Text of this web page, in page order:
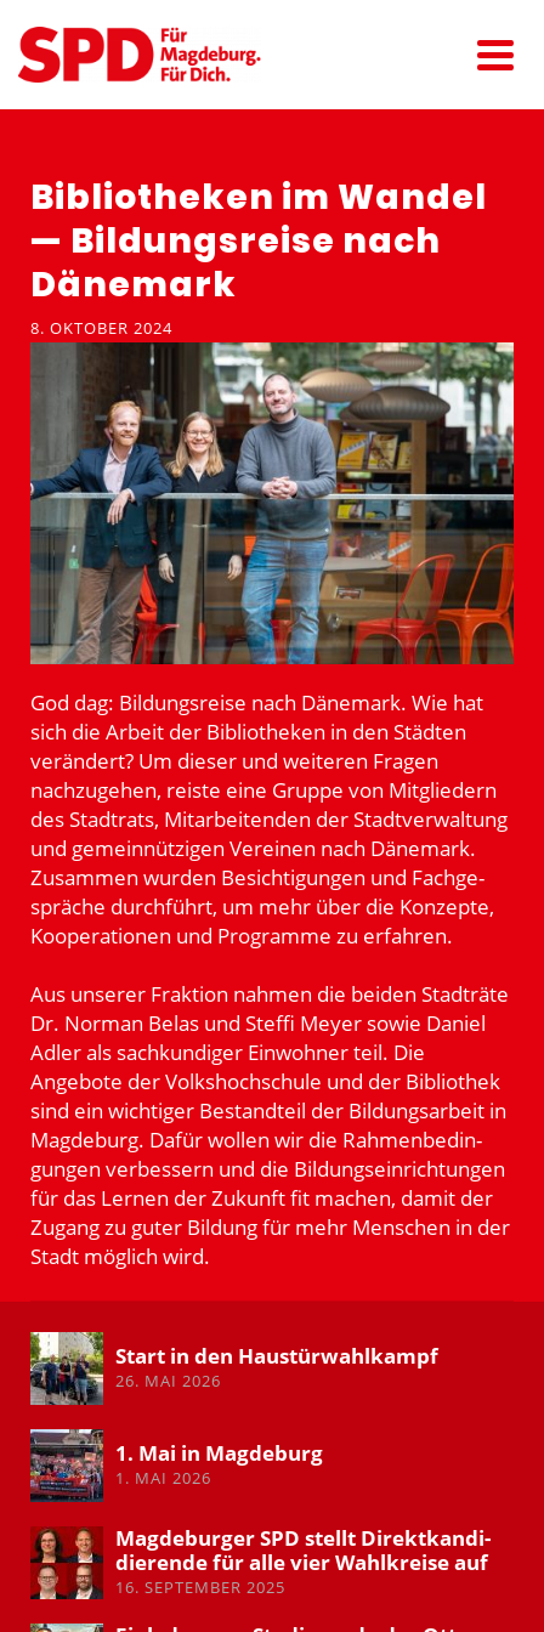
Biblio­theken im Wandel
— Bildungs­reise nach
Dänemark
8. OKTOBER 2024
God dag: Bildungs­reise nach Dänemark. Wie hat
sich die Arbeit der Biblio­theken in den Städten
verändert? Um dieser und weiteren Fragen
nachzu­gehen, reiste eine Gruppe von Mitgliedern
des Stadtrats, Mitar­bei­tenden der Stadt­ver­waltung
und gemein­nüt­zigen Vereinen nach Dänemark.
Zusammen wurden Besich­ti­gungen und Fachge­
spräche durch­führt, um mehr über die Konzepte,
Koope­ra­tionen und Programme zu erfahren.
Aus unserer Fraktion nahmen die beiden Stadträte
Dr. Norman Belas und Steffi Meyer sowie Daniel
Adler als sachkun­diger Einwohner teil. Die
Angebote der Volks­hoch­schule und der Bibliothek
sind ein wichtiger Bestandteil der Bildungs­arbeit in
Magdeburg. Dafür wollen wir die Rahmen­be­din­
gungen verbessern und die Bildungs­ein­rich­tungen
für das Lernen der Zukunft fit machen, damit der
Zugang zu guter Bildung für mehr Menschen in der
Stadt möglich wird.
Start in den Haustür­wahl­kampf
26. MAI 2026
1. Mai in Magdeburg
1. MAI 2026
Magde­burger SPD stellt Direkt­kan­di­
die­rende für alle vier Wahlkreise auf
16. SEPTEMBER 2025